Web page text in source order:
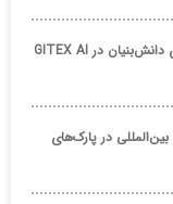
حمایت تا سقف ۴۵۰ میلیون تومان از حضور شرکت‌های دانش‌بنیان در GITEX AI
در پارک‌های